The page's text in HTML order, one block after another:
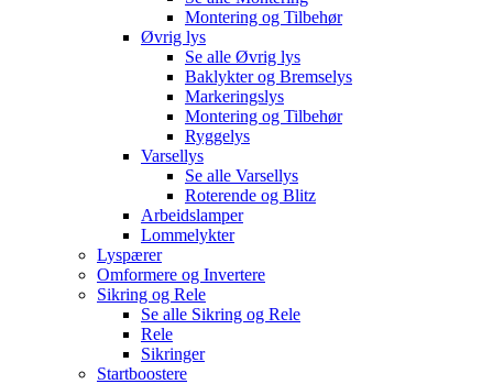
Montering og Tilbehør
Øvrig lys
Se alle Øvrig lys
Baklykter og Bremselys
Markeringslys
Montering og Tilbehør
Ryggelys
Varsellys
Se alle Varsellys
Roterende og Blitz
Arbeidslamper
Lommelykter
Lyspærer
Omformere og Invertere
Sikring og Rele
Se alle Sikring og Rele
Rele
Sikringer
Startboostere